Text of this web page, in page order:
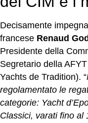
Decisamente
francese Renaud
Presidente della
Segretario della
Yachts de Tradition). “
regolamentato le
categorie: Yacht
Classici, varati fino al